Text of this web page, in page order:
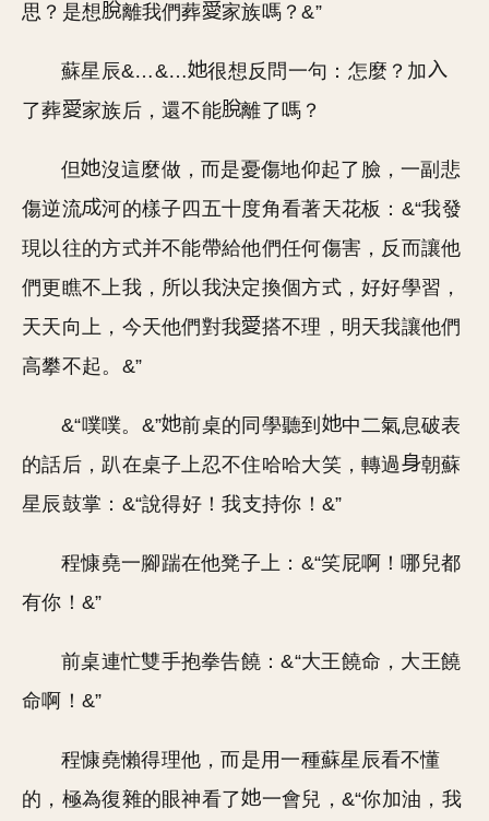
思？是想
離我們葬 家族嗎？&”
蘇星辰&…&…
很想反問一句：怎麼？加
了葬
家族后，還不能 離了嗎？
但
沒這麼做，而是憂傷地仰起了臉，一副悲
傷逆流
河的樣子四五十度角看著天花板：&“我發
現以往的方式并不能帶給他們任何傷害，反而讓他
們更瞧不上我，所以我決定換個方式，好好學習，
天天向上，今天他們對我
搭不理，明天我讓他們
高攀不起。&”
&“噗噗。&” 前桌的同學聽到
中二氣息破表
的話后，趴在桌子上忍不住哈哈大笑，轉過
朝蘇
星辰鼓掌：&“說得好！我支持你！&”
程慷堯一腳踹在他凳子上：&“笑屁啊！哪兒都
有你！&”
前桌連忙雙手抱拳告饒：&“大王饒命，大王饒
命啊！&”
程慷堯懶得理他，而是用一種蘇星辰看不懂
的，極為復雜的眼神看了
一會兒，&“你加油，我